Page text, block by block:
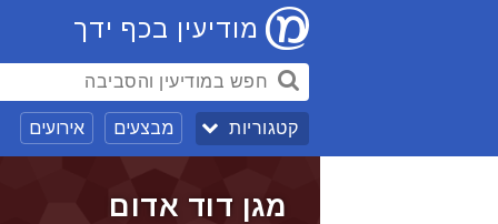
מודיעין בכף ידך
קטגוריות מבצעים אירועים
מגן דוד אדום